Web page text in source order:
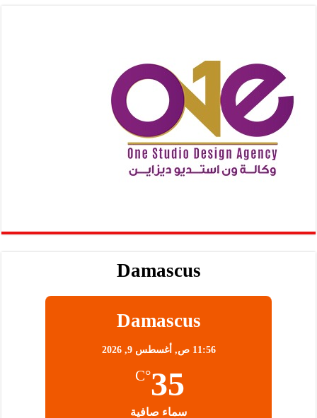
Damascus
Damascus
11:56 ص, أغسطس 9, 2026
35
°C
سماء صافية